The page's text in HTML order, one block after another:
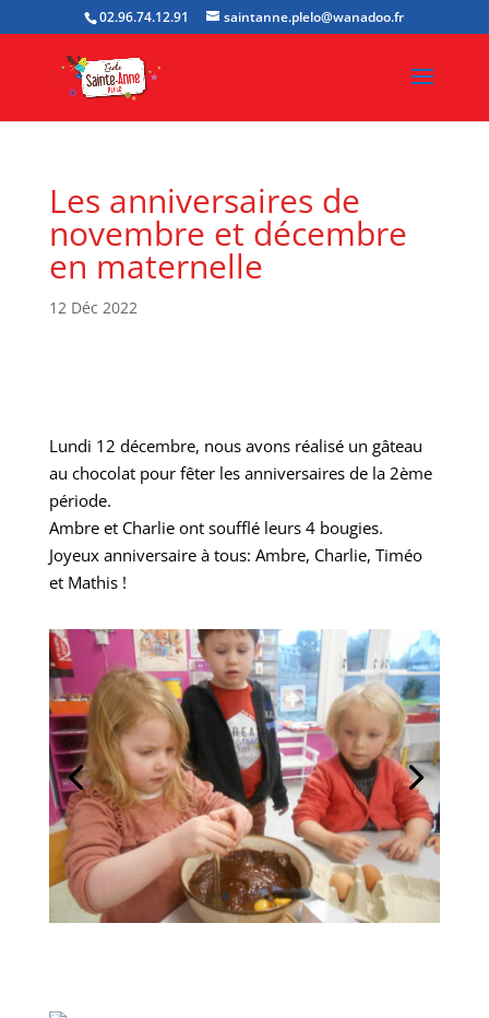
02.96.74.12.91 saintanne.plelo@wanadoo.fr
Les anniversaires de
novembre et décembre
en maternelle
12 Déc 2022
Lundi 12 décembre, nous avons réalisé un gâteau
au chocolat pour fêter les anniversaires de la 2ème
période.
Ambre et Charlie ont soufflé leurs 4 bougies.
Joyeux anniversaire à tous: Ambre, Charlie, Timéo
et Mathis !